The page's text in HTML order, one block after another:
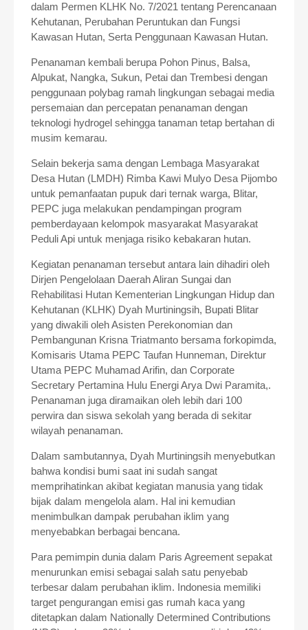
dalam Permen KLHK No. 7/2021 tentang Perencanaan
Kehutanan, Perubahan Peruntukan dan Fungsi
Kawasan Hutan, Serta Penggunaan Kawasan Hutan.
Penanaman kembali berupa Pohon Pinus, Balsa,
Alpukat, Nangka, Sukun, Petai dan Trembesi dengan
penggunaan polybag ramah lingkungan sebagai media
persemaian dan percepatan penanaman dengan
teknologi hydrogel sehingga tanaman tetap bertahan di
musim kemarau.
Selain bekerja sama dengan Lembaga Masyarakat
Desa Hutan (LMDH) Rimba Kawi Mulyo Desa Pijombo
untuk pemanfaatan pupuk dari ternak warga, Blitar,
PEPC juga melakukan pendampingan program
pemberdayaan kelompok masyarakat Masyarakat
Peduli Api untuk menjaga risiko kebakaran hutan.
Kegiatan penanaman tersebut antara lain dihadiri oleh
Dirjen Pengelolaan Daerah Aliran Sungai dan
Rehabilitasi Hutan Kementerian Lingkungan Hidup dan
Kehutanan (KLHK) Dyah Murtiningsih, Bupati Blitar
yang diwakili oleh Asisten Perekonomian dan
Pembangunan Krisna Triatmanto bersama forkopimda,
Komisaris Utama PEPC Taufan Hunneman, Direktur
Utama PEPC Muhamad Arifin, dan Corporate
Secretary Pertamina Hulu Energi Arya Dwi Paramita,.
Penanaman juga diramaikan oleh lebih dari 100
perwira dan siswa sekolah yang berada di sekitar
wilayah penanaman.
Dalam sambutannya, Dyah Murtiningsih menyebutkan
bahwa kondisi bumi saat ini sudah sangat
memprihatinkan akibat kegiatan manusia yang tidak
bijak dalam mengelola alam. Hal ini kemudian
menimbulkan dampak perubahan iklim yang
menyebabkan berbagai bencana.
Para pemimpin dunia dalam Paris Agreement sepakat
menurunkan emisi sebagai salah satu penyebab
terbesar dalam perubahan iklim. Indonesia memiliki
target pengurangan emisi gas rumah kaca yang
ditetapkan dalam Nationally Determined Contributions